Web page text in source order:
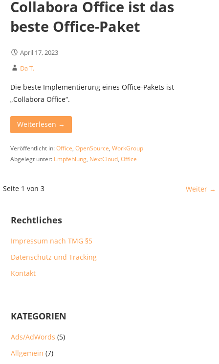
Collabora Office ist das
beste Office-Paket
April 17, 2023
Da T.
Die beste Implementierung eines Office-Pakets ist
„Collabora Office“.
Weiterlesen →
Veröffentlicht in:Office, OpenSource, WorkGroup
Abgelegt unter: Empfehlung, NextCloud, Office
Beitrag
Seite 1 von 3 Weiter →
Rechtliches
Impressum nach TMG §5
Datenschutz und Tracking
Kontakt
KATEGORIEN
Ads/AdWords (5)
Allgemein (7)